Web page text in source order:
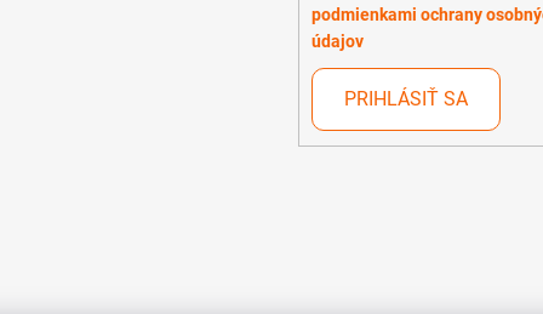
podmienkami ochrany
údajov
PRIHLÁSIŤ SA